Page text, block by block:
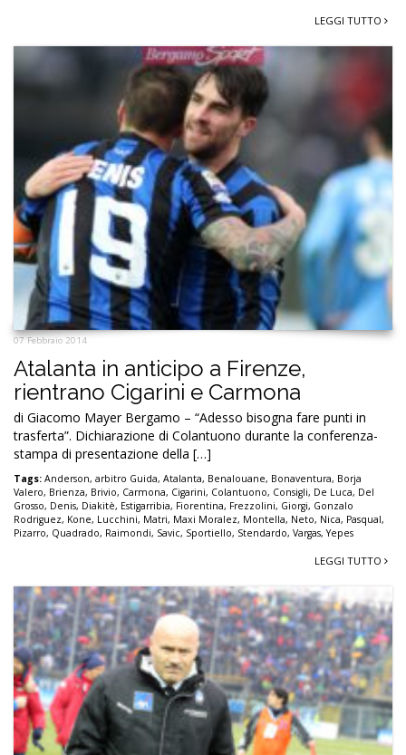
LEGGI TUTTO
07 Febbraio 2014
Atalanta in anticipo a Firenze,
rientrano Cigarini e Carmona
di Giacomo Mayer Bergamo – “Adesso bisogna fare punti in
trasferta”. Dichiarazione di Colantuono durante la conferenza-
stampa di presentazione della […]
Tags: Anderson, arbitro Guida, Atalanta, Benalouane, Bonaventura, Borja
Valero, Brienza, Brivio, Carmona, Cigarini, Colantuono, Consigli, De Luca, Del
Grosso, Denis, Diakitè, Estigarribia, Fiorentina, Frezzolini, Giorgi, Gonzalo
Rodriguez, Kone, Lucchini, Matri, Maxi Moralez, Montella, Neto, Nica, Pasqual,
Pizarro, Quadrado, Raimondi, Savic, Sportiello, Stendardo, Vargas,Yepes
LEGGI TUTTO